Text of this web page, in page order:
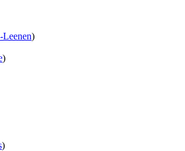
Leenen)
)
)